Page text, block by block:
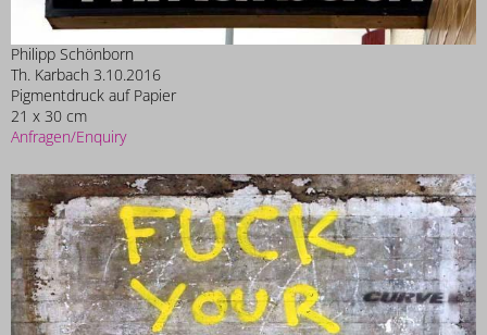
Philipp Schönborn
Th. Karbach 3.10.2016
Pigmentdruck auf Papier
21 x 30 cm
Anfragen/Enquiry